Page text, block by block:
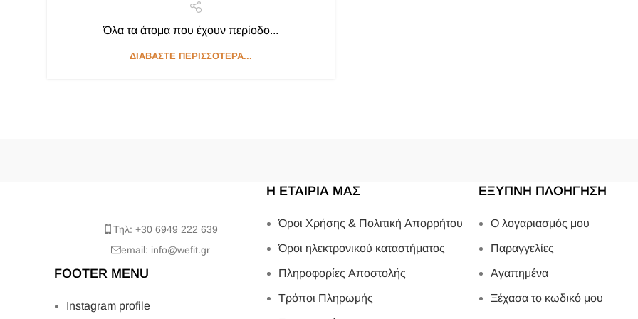
Όλα τα άτομα που έχουν περίοδο...
ΔΙΑΒΆΣΤΕ ΠΕΡΙΣΣΌΤΕΡΑ...
Τηλ: +30 6949 222 639
email: info@wefit.gr
FOOTER MENU
Instagram profile
Η ΕΤΑΙΡΙΑ ΜΑΣ
Όροι Χρήσης & Πολιτική Απορρήτου
Όροι ηλεκτρονικού καταστήματος
Πληροφορίες Αποστολής
Τρόποι Πληρωμής
ΕΞΥΠΝΗ ΠΛΟΗΓΗΣΗ
Ο λογαριασμός μου
Παραγγελίες
Αγαπημένα
Ξέχασα το κωδικό μου